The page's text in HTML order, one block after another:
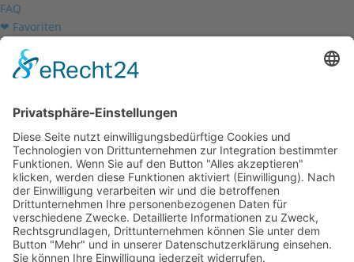
FAQ
❤ Favoriten
Mein Konto
Betriebsferien
Wir befinden uns vom
19.12.2025 bis einschließlich 07.01.2026
in unseren Betriebsferien.
In dieser Zeit werden Anfragen
weiterhin bearbeitet, allerdings